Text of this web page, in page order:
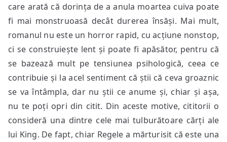
care arată că dorința de a anula moartea cuiva poate
fi mai monstruoasă decât durerea însăși. Mai mult,
romanul nu este un horror rapid, cu acțiune nonstop,
ci se construiește lent și poate fi apăsător, pentru că
se bazează mult pe tensiunea psihologică, ceea ce
contribuie și la acel sentiment că știi că ceva groaznic
se va întâmpla, dar nu știi ce anume și, chiar și așa,
nu te poți opri din citit. Din aceste motive, cititorii o
consideră una dintre cele mai tulburătoare cărți ale
lui King. De fapt, chiar Regele a mărturisit că este una